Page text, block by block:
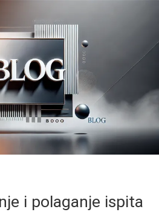
i polaganje ispita